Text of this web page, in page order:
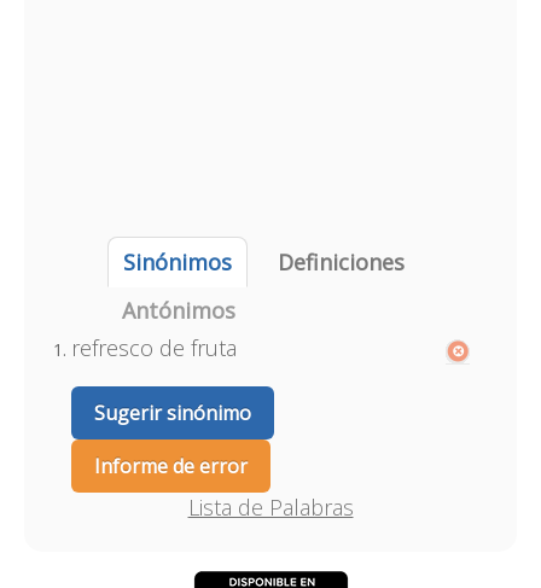
Sinónimos
Definiciones
Antónimos
refresco de fruta
Sugerir sinónimo
Informe de error
Lista de Palabras